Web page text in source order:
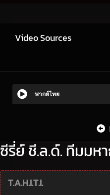
Video Sources
พากย์ไทย
ซีรี่ย์ ชี.ล.ด์. ทีมมหา
T.A.H.I.T.I.